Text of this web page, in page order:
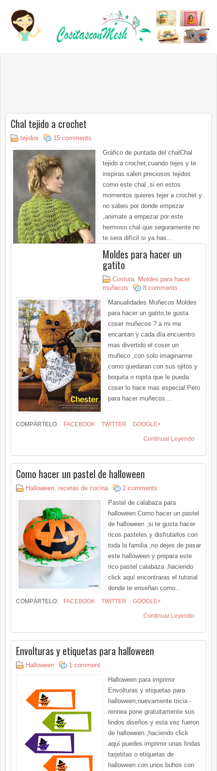
Chal tejido a crochet
tejidos
15 comments
Gráfico de puntada del chalChal
tejido a crochet,cuando tejes y te
inspiras salen preciosos tejidos
como este chal ,si en estos
momentos quieres tejer a crochet y
no sabes por donde empezar
,animate a empezar por este
hermoso chal que seguramente no
te sera difícil si ya has...
Moldes para hacer un
gatito
Costura Moldes para hacer
muñecos
8 comments
Manualidades Muñecos Moldes
para hacer un gatito,te gusta
coser muñecos ? a mi me
encantan y cada día encuentro
mas divertido el coser un
muñeco ,con solo imaginarme
como quedaran con sus ojitos y
boquita o ropita que le pueda
coser lo hace mas especial.Pero
para hacer muñecos...
COMPÁRTELO: FACEBOOK TWITTER GOOGLE+
Continuar Leyendo
Como hacer un pastel de halloween
Halloween recetas de cocina
2 comments
Pastel de calabaza para
halloween Como hacer un pastel
de halloween ,si te gusta hacer
ricos pasteles y disfrutarlos con
toda la familia ,no dejes de pasar
este halloween y prepara este
rico pastel calabaza ,haciendo
click aquí encontraras el tutorial
donde te enseñan como...
COMPÁRTELO: FACEBOOK TWITTER GOOGLE+
Continuar Leyendo
Envolturas y etiquetas para halloween
Halloween
1 comment
Halloween para imprimir
Envolturas y etiquetas para
halloween,nuevamente tricia -
rennea pone gratuitamente sus
lindos diseños y esta vez fueron
de halloween ,haciendo click
aquí puedes imprimir unas lindas
tarjetitas o etiquetas de
halloween con unos buhos con